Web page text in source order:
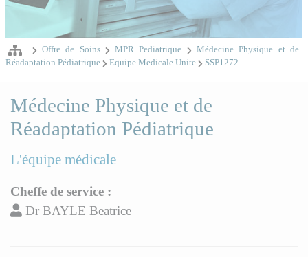
Offre de Soins MPR Pediatrique
Médecine Physique et de
Réadaptation Pédiatrique
Equipe Medicale Unite SSP1272
Médecine Physique et de
Réadaptation Pédiatrique
L'équipe médicale
Cheffe de service :
Dr BAYLE Beatrice